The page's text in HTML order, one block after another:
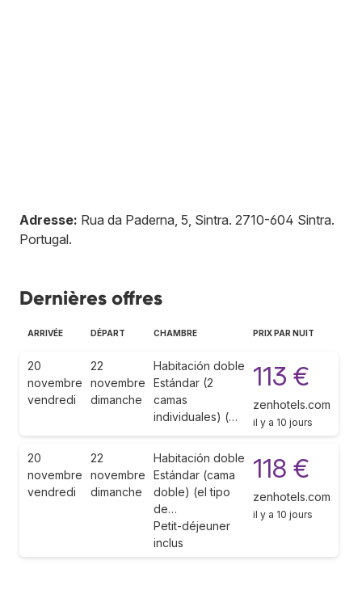
Adresse: Rua da Paderna, 5, Sintra. 2710-604 Sintra.
Portugal.
Dernières offres
ARRIVÉE DÉPART CHAMBRE PRIX PAR NUIT
20
novembre
vendredi
22
novembre
dimanche
Habitación doble
Estándar (2
camas
individuales) (…
113 €
zenhotels.com
il y a 10 jours
20
novembre
vendredi
22
novembre
dimanche
Habitación doble
Estándar (cama
doble) (el tipo
de…
Petit-déjeuner
inclus
118 €
zenhotels.com
il y a 10 jours